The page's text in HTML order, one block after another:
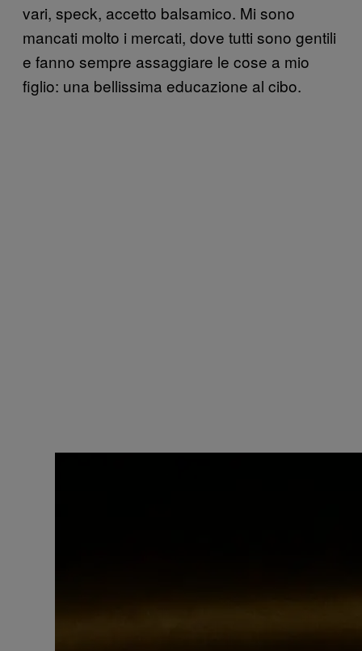
vari, speck, accetto balsamico. Mi sono
mancati molto i mercati, dove tutti sono gentili
e fanno sempre assaggiare le cose a mio
figlio: una bellissima educazione al cibo.